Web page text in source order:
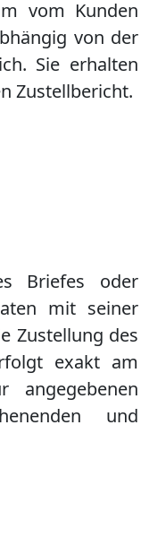
Briefes oder
mit seiner
Zustellung des
exakt am
angegebenen
und
vom Kunden
von der
Sie erhalten
Zustellbericht.